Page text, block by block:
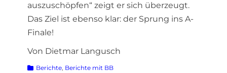
auszuschöpfen“ zeigt er sich überzeugt.
Das Ziel ist ebenso klar: der Sprung ins A-
Finale!
Von Dietmar Langusch
Kategorien
Berichte, Berichte mit BB